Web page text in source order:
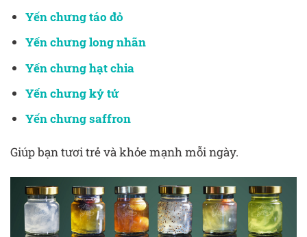
Yến chưng táo đỏ
Yến chưng long nhãn
Yến chưng hạt chia
Yến chưng kỷ tử
Yến chưng saffron
Giúp bạn tươi trẻ và khỏe mạnh mỗi ngày.